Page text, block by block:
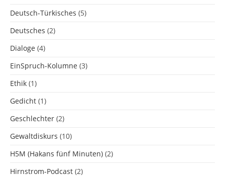
Deutsch-Türkisches (5)
Deutsches (2)
Dialoge (4)
EinSpruch-Kolumne (3)
Ethik (1)
Gedicht (1)
Geschlechter (2)
Gewaltdiskurs (10)
H5M (Hakans fünf Minuten) (2)
Hirnstrom-Podcast (2)